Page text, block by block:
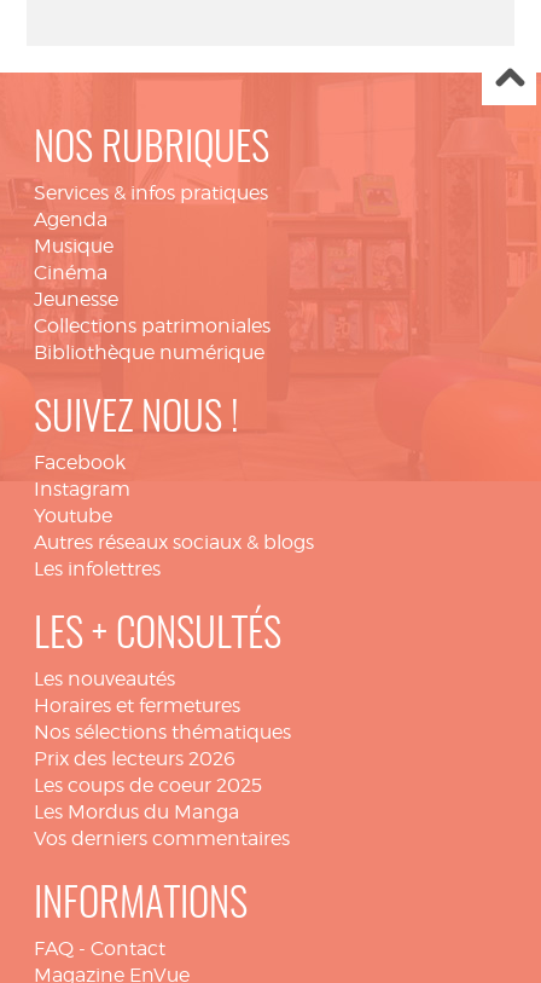
NOS RUBRIQUES
Services & infos pratiques
Agenda
Musique
Cinéma
Jeunesse
Collections patrimoniales
Bibliothèque numérique
SUIVEZ NOUS !
Facebook
Instagram
Youtube
Autres réseaux sociaux & blogs
Les infolettres
LES + CONSULTÉS
Les nouveautés
Horaires et fermetures
Nos sélections thématiques
Prix des lecteurs 2026
Les coups de coeur 2025
Les Mordus du Manga
Vos derniers commentaires
INFORMATIONS
FAQ - Contact
Magazine EnVue